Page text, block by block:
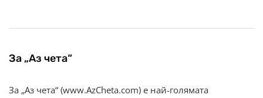
За „Аз чета“
За „Аз чета“ (www.AzCheta.com) е най-голямата